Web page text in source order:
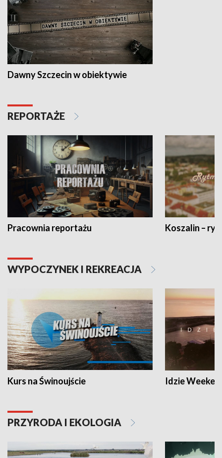
Dawny Szczecin w obiektywie
REPORTAŻE
Pracownia reportażu Koszalin –
WYPOCZYNEK I REKREACJA
Kurs na Świnoujście Idzie
PRZYRODA I EKOLOGIA